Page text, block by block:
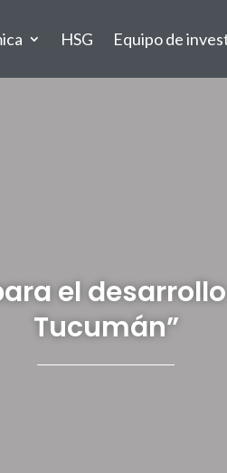
HSG Equipo de
el
Tucumán”